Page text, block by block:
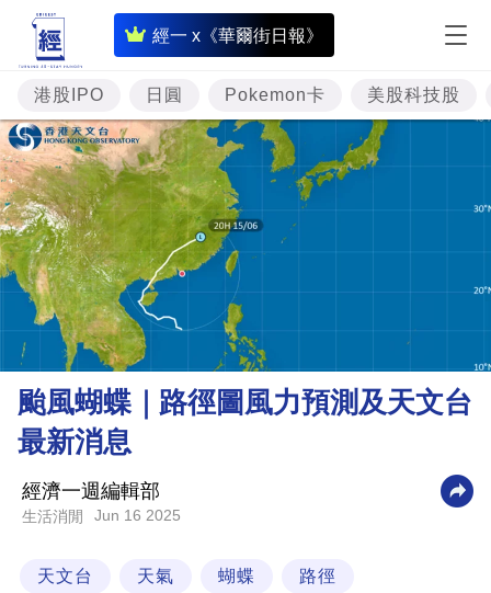
經一 x《華爾街日報》
即
時
財
經
專
題
投
資
樓
市
理
業
科
港股IPO 日圓 Pokemon卡 美股科技股
颱風蝴蝶｜路徑圖風力預測及天文台
最新消息
經濟一週編輯部
生活消閒 Jun 16 2025
天文台 天氣 蝴蝶 路徑